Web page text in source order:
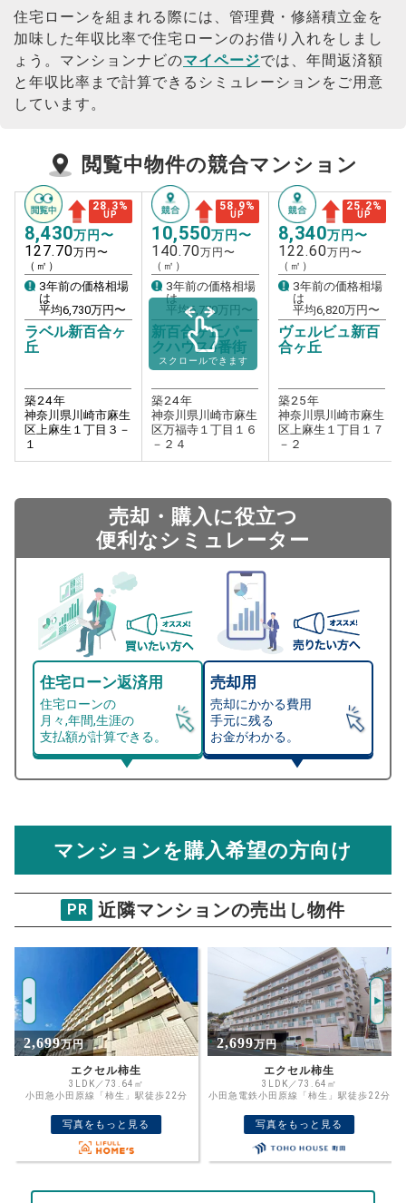
住宅ローンを組まれる際には、管理費・修繕積立金を
加味した年収比率で住宅ローンのお借り入れをしまし
ょう。 マンションナビのマイページでは、年間返済額
と年収比率まで計算できるシミュレーションをご用意
しています。
閲覧中物件の競合マンション
28.3%
UP
8,430万円〜
127.70万円〜
（㎡）
3年前の価格相場
は
平均6,730万円〜
ラベル新百合ヶ
丘
築24年
神奈川県川崎市麻生
区上麻生１丁目３－
１
58.9%
UP
10,550万円〜
140.70万円〜
（㎡）
3年前の価格相場
は
平均6,770万円〜
新百合ヶ丘パー
クハウス4番街
築24年
神奈川県川崎市麻生
区万福寺１丁目１６
－２４
25.2%
UP
8,340万円〜
122.60万円〜
（㎡）
3年前の価格相場
は
平均6,820万円〜
ヴェルビュ新百
合ヶ丘
築25年
神奈川県川崎市麻生
区上麻生１丁目１７
－２
スクロールできます
売却・購入に役立つ
便利なシミュレーター
住宅ローン返済用
住宅ローンの
月々,年間,生涯の
支払額が計算できる。
売却用
売却にかかる費用
手元に残る
お金がわかる。
総支払額シミュレーション
物件価格
万円
年
住宅ローン
金利
%
ボーナス
返済金額
万円
マンション売却シミュレーター
ラベル新百合ヶ丘
試算条件 66㎡・6階
推定売却価格：8201 万円
資金計画のために査定額や希望売却価
格を入力して活用するのもおすすめ◎
万円
計算する
マンションを購入希望の方向け
PR 近隣マンションの売出し物件
2,699万円
エクセル柿生
3LDK／73.64㎡
小田急電鉄小田原線「柿生」駅徒歩22分
写真をもっと見る
4,980万円
ライフレビュー新百合ヶ丘
3LDK／75.33㎡
小田急小田原線「新百合ヶ丘」駅徒歩13
写真をもっと見る